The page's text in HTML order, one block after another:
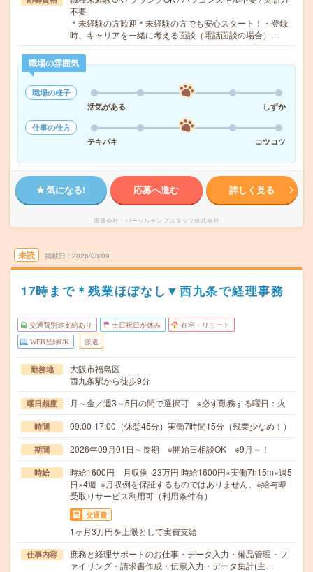
不要
＊未経験の方歓迎＊未経験の方でも安心スタート！・登録
時、キャリアを一緒に考える面談（電話面談の場合）…
職場の雰囲気
職場の様子
活気がある
しずか
仕事の仕方
テキパキ
コツコツ
気になる! 応募へ進む 詳しく見る
派遣会社 パーソルテンプスタッフ株式会社
未読 掲載日 2026/08/09
17時まで＊残業ほぼなし▼西九条で経理事務
交通費別途支給あり 土日祝日が休み 在宅・リモート
WEB登録OK 派遣
勤務地
大阪市福島区
西九条駅から徒歩9分
曜日頻度 月～金／週3～5日の間で選択可 ※必ず勤務する曜日：火
時間 09:00-17:00（休憩45分）実働7時間15分（残業少なめ！）
期間 2026年09月01日～長期 ※開始日相談OK ※9月～！
時給
時給1600円 月収例 23万円 時給1600円×実働7h15m×週5
日×4週 ※月収例を保証するものではありません。※給与即
受取りサービス利用可（利用条件有）
交通費
1ヶ月3万円を上限として実費支給
仕事内容
庶務と経理サポートのお仕事・データ入力・備品管理・フ
ァイリング・請求書作成・伝票入力・データ集計(主…